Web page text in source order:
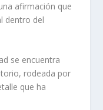
afirmación que
dentro del
se encuentra
rodeada por
que ha